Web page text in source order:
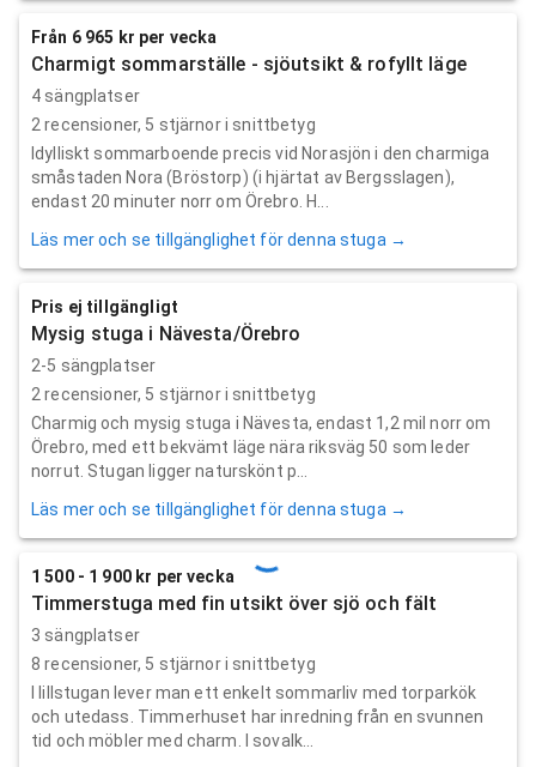
Från 6 965 kr per vecka
Charmigt sommarställe - sjöutsikt & rofyllt läge
4 sängplatser
2 recensioner, 5 stjärnor i snittbetyg
Idylliskt sommarboende precis vid Norasjön i den charmiga
småstaden Nora (Bröstorp) (i hjärtat av Bergsslagen),
endast 20 minuter norr om Örebro. H...
Läs mer och se tillgänglighet för denna stuga →
Pris ej tillgängligt
Mysig stuga i Nävesta/Örebro
2-5 sängplatser
2 recensioner, 5 stjärnor i snittbetyg
Charmig och mysig stuga i Nävesta, endast 1,2 mil norr om
Örebro, med ett bekvämt läge nära riksväg 50 som leder
norrut. Stugan ligger naturskönt p...
Läs mer och se tillgänglighet för denna stuga →
1 500 - 1 900 kr per vecka
Timmerstuga med fin utsikt över sjö och fält
3 sängplatser
8 recensioner, 5 stjärnor i snittbetyg
I lillstugan lever man ett enkelt sommarliv med torparkök
och utedass. Timmerhuset har inredning från en svunnen
tid och möbler med charm. I sovalk...